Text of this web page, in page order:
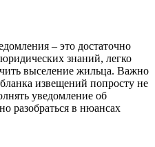
– это достаточно
знаний, легко
выселение жильца. Важно
извещений попросту не
уведомление об
разобраться в нюансах